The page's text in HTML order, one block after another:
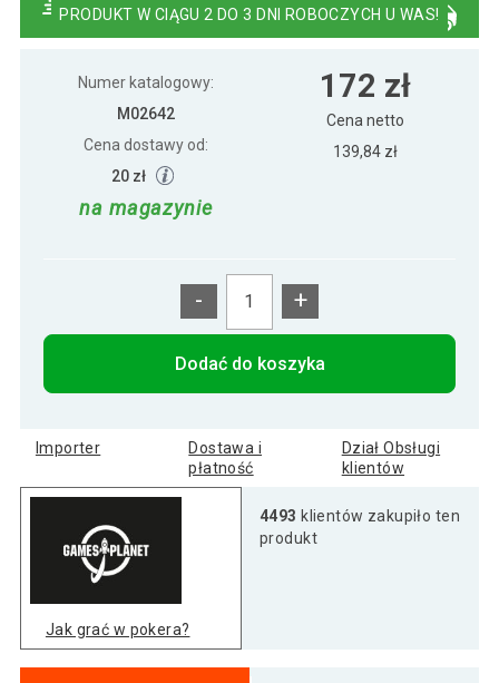
laserowe Ultimate
Zestaw do pokera, 500 żetonów Ultimate
black
PRODUKT W CIĄGU 2 DO 3 DNI ROBOCZYCH U WAS!
Numer katalogowy:
M02642
Cena dostawy od:
20 zł
na magazynie
172 zł
Cena netto
139,84 zł
- +
Dodać do koszyka
Importer
Dostawa i
płatność
Dział Obsługi
klientów
Jak grać w pokera?
4493 klientów zakupiło ten
produkt